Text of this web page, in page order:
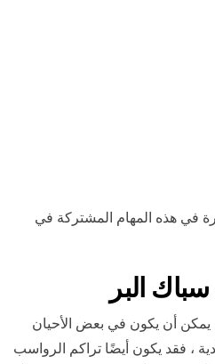
في هذه المهام المشتركة في
البر
أن يكون في بعض الأحيان
، فقد يكون أيضًا تراكم الرواسب